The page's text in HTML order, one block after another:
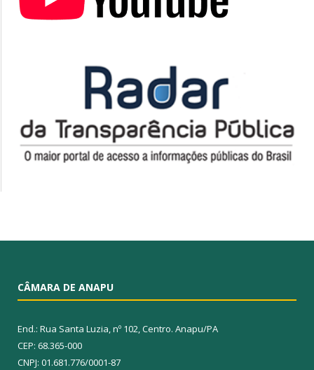
CÂMARA DE ANAPU
End.: Rua Santa Luzia, nº 102, Centro. Anapu/PA
CEP: 68.365-000
CNPJ: 01.681.776/0001-87